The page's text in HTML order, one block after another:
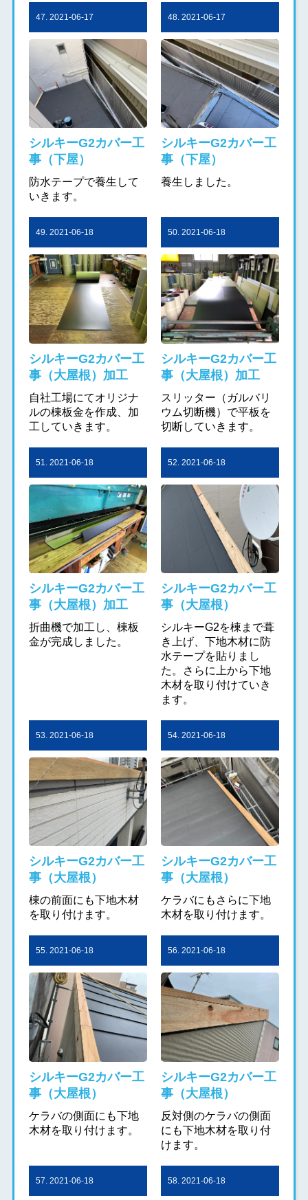
47. 2021-06-17
シルキーG2カバー工
事（下屋）
防水テープで養生して
いきます。
48. 2021-06-17
シルキーG2カバー工
事（下屋）
養生しました。
49. 2021-06-18
シルキーG2カバー工
事（大屋根）加工
自社工場にてオリジナ
ルの棟板金を作成、加
工していきます。
50. 2021-06-18
シルキーG2カバー工
事（大屋根）加工
スリッター（ガルバリ
ウム切断機）で平板を
切断していきます。
51. 2021-06-18
シルキーG2カバー工
事（大屋根）加工
折曲機で加工し、棟板
金が完成しました。
52. 2021-06-18
シルキーG2カバー工
事（大屋根）
シルキーG2を棟まで葺
き上げ、下地木材に防
水テープを貼りまし
た。さらに上から下地
木材を取り付けていき
ます。
53. 2021-06-18
シルキーG2カバー工
事（大屋根）
棟の前面にも下地木材
を取り付けます。
54. 2021-06-18
シルキーG2カバー工
事（大屋根）
ケラバにもさらに下地
木材を取り付けます。
55. 2021-06-18
シルキーG2カバー工
事（大屋根）
ケラバの側面にも下地
木材を取り付けます。
56. 2021-06-18
シルキーG2カバー工
事（大屋根）
反対側のケラバの側面
にも下地木材を取り付
けます。
57. 2021-06-18 58. 2021-06-18